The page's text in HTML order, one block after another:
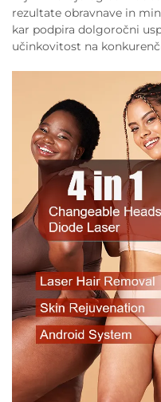
rezultate obravnave in
kar podpira dolgoročni
učinkovitost na